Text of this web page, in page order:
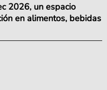
2026, un espacio
en alimentos, bebidas